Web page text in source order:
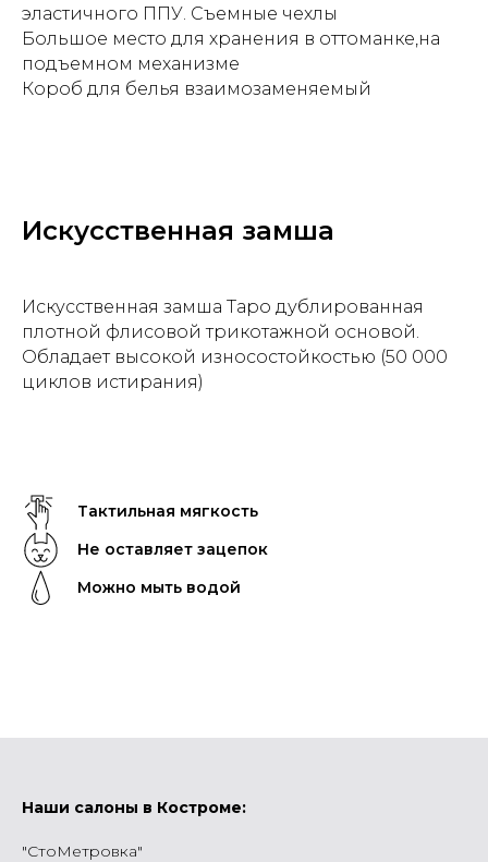
эластичного ППУ. Съемные чехлы
Большое место для хранения в оттоманке,на
подъемном механизме
Короб для белья взаимозаменяемый
Искусственная замша
Искусственная замша Таро дублированная
плотной флисовой трикотажной основой.
Обладает высокой износостойкостью (50 000
циклов истирания)
Тактильная мягкость
Не оставляет зацепок
Можно мыть водой
Наши салоны в Костроме:
"СтоМетровка"